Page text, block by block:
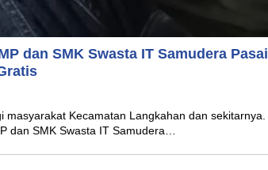
dan SMK Swasta IT Samudera Pasai
masyarakat Kecamatan Langkahan dan sekitarnya.
dan SMK Swasta IT Samudera…